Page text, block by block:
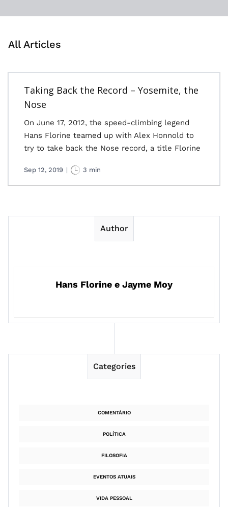
All Articles
Taking Back the Record – Yosemite, the
Nose
On June 17, 2012, the speed-climbing legend
Hans Florine teamed up with Alex Honnold to
try to take back the Nose record, a title Florine
Sep 12, 2019 | 3 min
Author
Hans Florine e Jayme Moy
Categories
COMENTÁRIO
POLÍTICA
FILOSOFIA
EVENTOS ATUAIS
VIDA PESSOAL